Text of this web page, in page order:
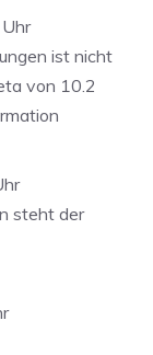
ist nicht
von 10.2
steht der